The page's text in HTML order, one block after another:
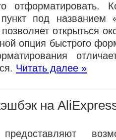
отформатировать.
под названием
открыться
опция быстрого
Читать далее »
на